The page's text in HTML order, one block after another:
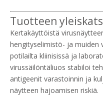
Tuotteen
Kertakäyttöistä
hengityselimistö- ja muiden
potilailta kliinisissä ja
virussäilöntäliuos stabiloi
antigeenit varastoinnin ja
näytteen hajoamisen riskiä.